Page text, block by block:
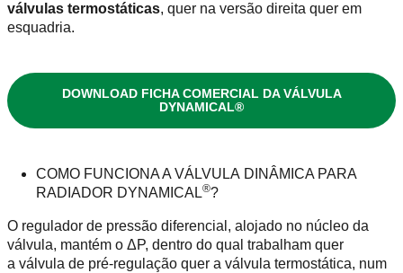
válvulas termostáticas, quer na versão direita quer em
esquadria.
DOWNLOAD FICHA COMERCIAL DA VÁLVULA
DYNAMICAL®
COMO FUNCIONA A VÁLVULA DINÂMICA PARA
RADIADOR DYNAMICAL®?
O regulador de pressão diferencial, alojado no núcleo da
válvula, mantém o ΔP, dentro do qual trabalham quer
a válvula de pré-regulação quer a válvula termostática, num